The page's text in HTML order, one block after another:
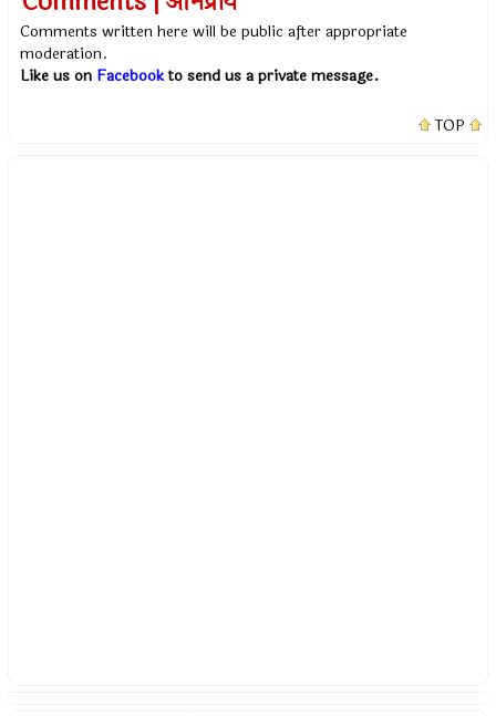
Comments written here will be public after appropriate
moderation.
Like us on Facebookto send us a private message.
TOP